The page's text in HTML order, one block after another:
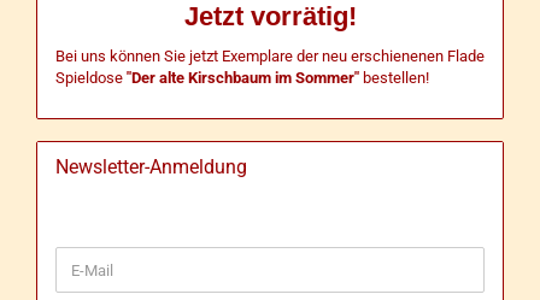
Jetzt vorrätig!
Bei uns können Sie jetzt Exemplare der neu erschienenen Flade
Spieldose "Der alte Kirschbaum im Sommer" bestellen!
Newsletter-Anmeldung
ZUR
E-
Mail